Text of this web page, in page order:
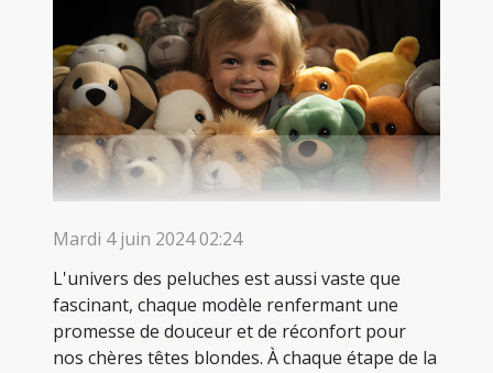
Mardi 4 juin 2024 02:24
L'univers des peluches est aussi vaste que
fascinant, chaque modèle renfermant une
promesse de douceur et de réconfort pour
nos chères têtes blondes. À chaque étape de la